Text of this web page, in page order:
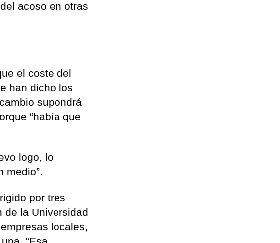
acoso en otras
el coste del
han dicho los
supondrá
“había que
logo, lo
medio”.
por tres
de la Universidad
locales,